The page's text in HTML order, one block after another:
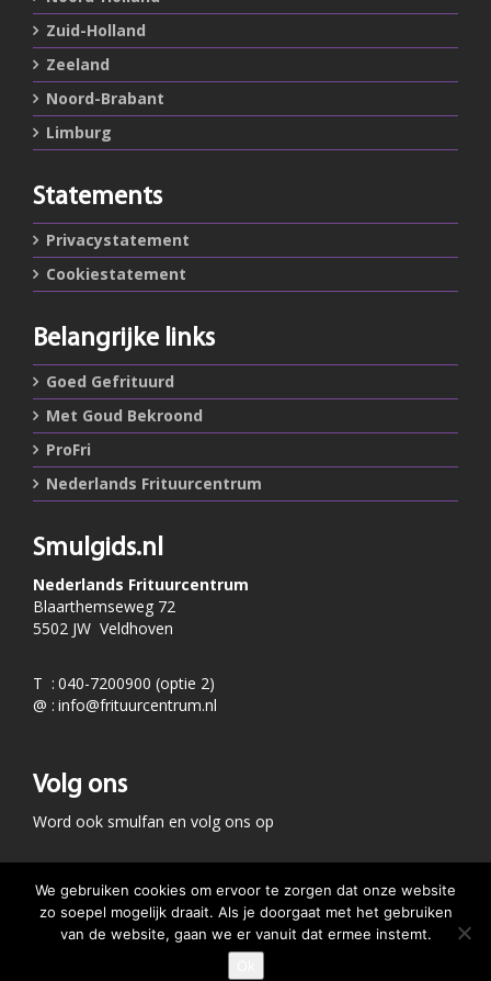
GEEF JE SMULSCORE
Zuid-Holland
Zeeland
Noord-Brabant
Limburg
Statements
Privacystatement
Cookiestatement
Belangrijke links
Goed Gefrituurd
Met Goud Bekroond
ProFri
Nederlands Frituurcentrum
Smulgids.nl
Nederlands Frituurcentrum
Blaarthemseweg 72
5502 JW Veldhoven
T : 040-7200900 (optie 2)
@ : info@frituurcentrum.nl
Volg ons
Word ook smulfan en volg ons op
We gebruiken cookies om ervoor te zorgen dat onze website
zo soepel mogelijk draait. Als je doorgaat met het gebruiken
van de website, gaan we er vanuit dat ermee instemt.